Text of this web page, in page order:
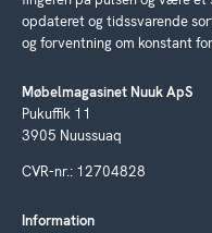
opdateret og tidssvarende
og forventning om konstant
Møbelmagasinet Nuuk ApS
Pukuffik 11
3905 Nuussuaq
CVR-nr.: 12704828
Information